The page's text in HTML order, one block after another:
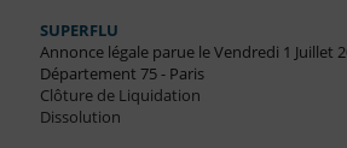
SUPERFLU
Annonce légale parue le Vendredi 1 Juillet
Département 75 - Paris
Clôture de Liquidation
Dissolution